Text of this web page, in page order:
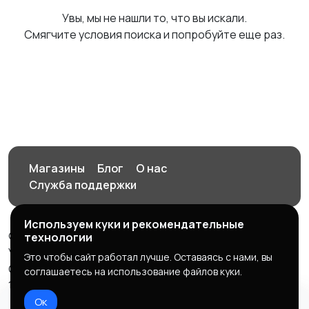
Увы, мы не нашли то, что вы искали.
Смягчите условия поиска и попробуйте еще раз.
Магазины Блог
О нас
Служба поддержки
© 2026 Орен-АЙ - Авто | Недвижимость | Работа |
Услуги
Создал Карусов Е.С ООО "ЦПК" ИНН 5609203278 ОГРН
1235600008841
Используем куки и рекомендательные
технологии
Это чтобы сайт работал лучше. Оставаясь с нами, вы
соглашаетесь на использование файлов куки.
Ок